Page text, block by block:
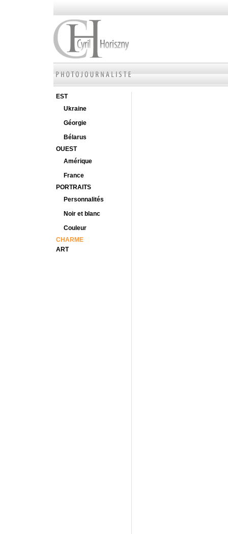
EST
Ukraine
Géorgie
Bélarus
OUEST
Amérique
France
PORTRAITS
Personnalités
Noir et blanc
Couleur
CHARME
ART